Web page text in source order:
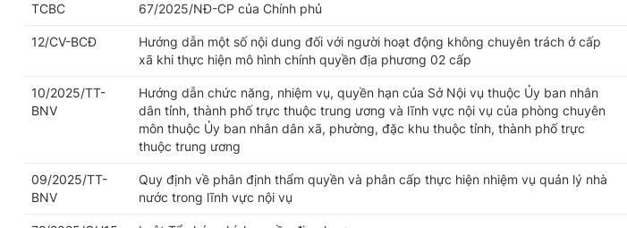
TCBC
67/2025/NĐ-CP của Chính phủ
12/CV-BCĐ
Hướng dẫn một số nội dung đối với người hoạt động không chuyên trách ở cấp
xã khi thực hiện mô hình chính quyền địa phương 02 cấp
10/2025/TT-
BNV
Hướng dẫn chức năng, nhiệm vụ, quyền hạn của Sở Nội vụ thuộc Ủy ban nhân
dân tỉnh, thành phố trực thuộc trung ương và lĩnh vực nội vụ của phòng chuyên
môn thuộc Ủy ban nhân dân xã, phường, đặc khu thuộc tỉnh, thành phố trực
thuộc trung ương
09/2025/TT-
BNV
Quy định về phân định thẩm quyền và phân cấp thực hiện nhiệm vụ quản lý nhà
nước trong lĩnh vực nội vụ